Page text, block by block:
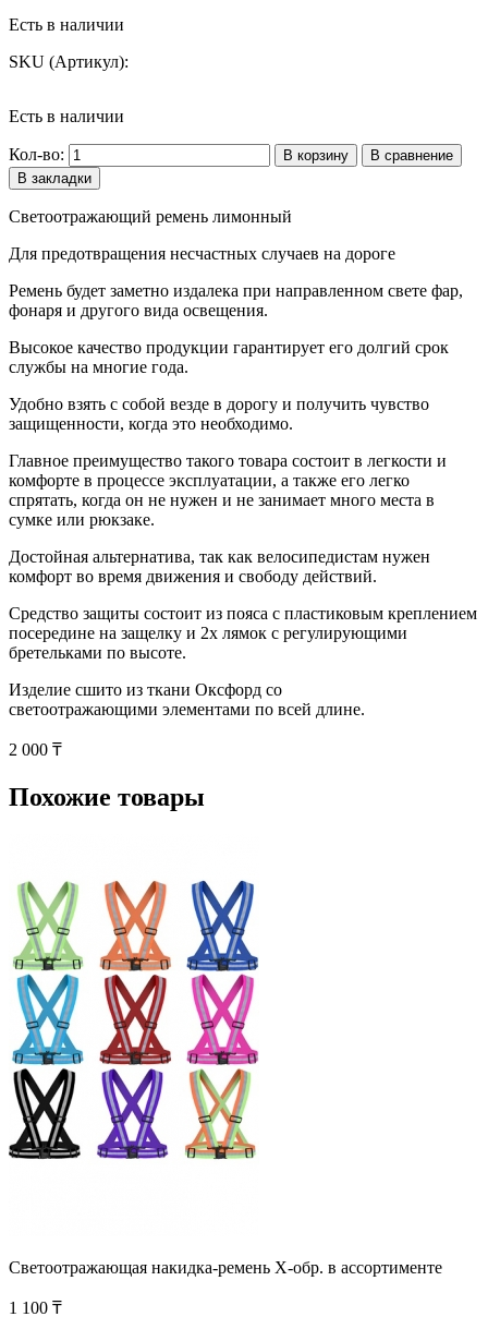
Есть в наличии
SKU (Артикул):
Есть в наличии
Кол-во: В корзину
В сравнение
В закладки
Светоотражающий ремень лимонный
Для предотвращения несчастных случаев на дороге
Ремень будет заметно издалека при направленном свете фар,
фонаря и другого вида освещения.
Высокое качество продукции гарантирует его долгий срок
службы на многие года.
Удобно взять с собой везде в дорогу и получить чувство
защищенности, когда это необходимо.
Главное преимущество такого товара состоит в легкости и
комфорте в процессе эксплуатации, а также его легко
спрятать, когда он не нужен и не занимает много места в
сумке или рюкзаке.
Достойная альтернатива, так как велосипедистам нужен
комфорт во время движения и свободу действий.
Средство защиты состоит из пояса с пластиковым креплением
посередине на защелку и 2х лямок с регулирующими
бретельками по высоте.
Изделие сшито из ткани Оксфорд со
светоотражающими элементами по всей длине.
2 000 ₸
Похожие товары
Светоотражающая накидка-ремень Х-обр. в ассортименте
1 100 ₸